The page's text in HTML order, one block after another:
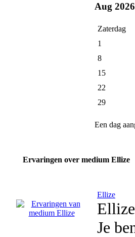
Aug 2026
Zaterdag
1
8
15
22
29
Een dag
Ervaringen over medium Ellize
Ellize
Je